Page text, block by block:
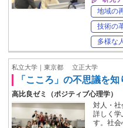
地域の
技術の
多様な
私立大学｜東京都 立正大学
「こころ」の不思議を
高比良ゼミ（ポジティブ心理学）
対人・社
詳しく学
す。社